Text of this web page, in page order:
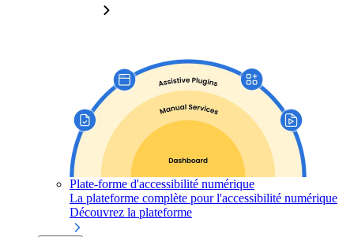
Plate-forme d'accessibilité numérique
La plateforme complète pour l'accessibilité numérique
Découvrez la plateforme